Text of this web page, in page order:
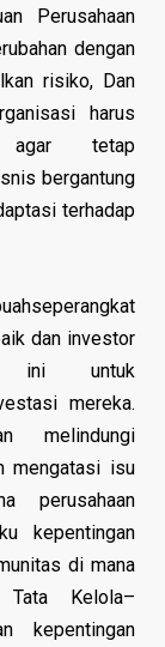
Perusahaan
dengan
risiko, Dan
harus
agar tetap
bergantung
terhadap
dan investor
ini untuk
mereka.
melindungi
mengatasi isu
perusahaan
kepentingan
di mana
Tata Kelola–
kepentingan